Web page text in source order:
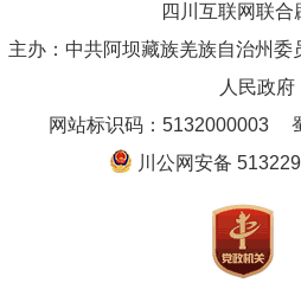
四川互联网联合
主办：中共阿坝藏族羌族自治州委
人民政府
网站标识码：5132000003
川公网安备